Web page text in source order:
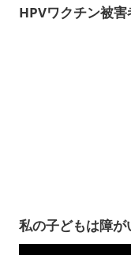
HPVワクチン被
私の子どもは障